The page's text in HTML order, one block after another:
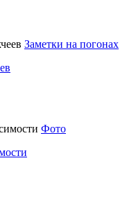
Заметки на погонах
Фото